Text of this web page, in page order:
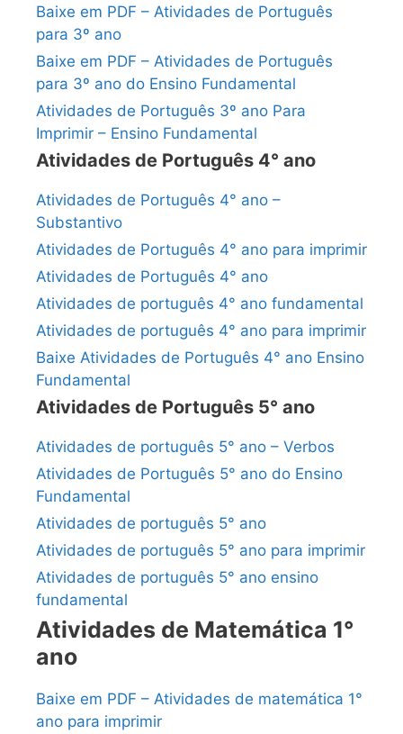
Baixe em PDF – Atividades de Português
para 3º ano
Baixe em PDF – Atividades de Português
para 3º ano do Ensino Fundamental
Atividades de Português 3º ano Para
Imprimir – Ensino Fundamental
Atividades de Português 4° ano
Atividades de Português 4° ano –
Substantivo
Atividades de Português 4° ano para imprimir
Atividades de Português 4° ano
Atividades de português 4° ano fundamental
Atividades de português 4° ano para imprimir
Baixe Atividades de Português 4° ano Ensino
Fundamental
Atividades de Português 5° ano
Atividades de português 5° ano – Verbos
Atividades de Português 5° ano do Ensino
Fundamental
Atividades de português 5° ano
Atividades de português 5° ano para imprimir
Atividades de português 5° ano ensino
fundamental
Atividades de Matemática 1°
ano
Baixe em PDF – Atividades de matemática 1°
ano para imprimir